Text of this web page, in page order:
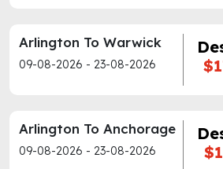
Arlington To Warwick
09-08-2026 - 23-08-2026
Arlington To Anchorage
09-08-2026 - 23-08-2026